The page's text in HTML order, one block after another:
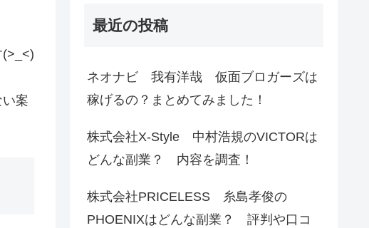
案
最近の投稿
ネオナビ 我有洋哉 仮面ブロガーズは
稼げるの？まとめてみました！
株式会社X-Style 中村浩規のVICTORは
どんな副業？ 内容を調査！
株式会社PRICELESS 糸島孝俊の
PHOENIXはどんな副業？ 評判や口コ